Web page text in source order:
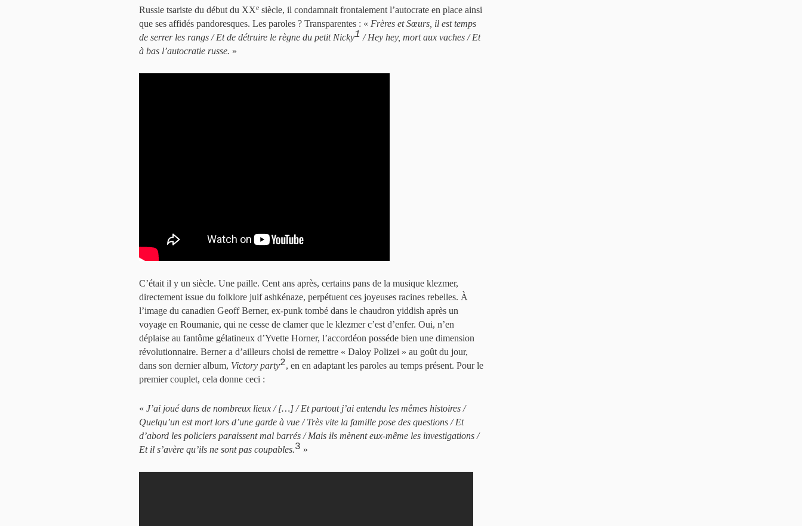
Russie tsariste du début du XXe siècle, il condamnait frontalement l’autocrate en place ainsi
que ses affidés pandoresques. Les paroles ? Transparentes : « Frères et Sœurs, il est temps
de serrer les rangs / Et de détruire le règne du petit Nicky1 / Hey hey, mort aux vaches / Et
à bas l’autocratie russe. »
C’était il y un siècle. Une paille. Cent ans après, certains pans de la musique klezmer,
directement issue du folklore juif ashkénaze, perpétuent ces joyeuses racines rebelles. À
l’image du canadien Geoff Berner, ex-punk tombé dans le chaudron yiddish après un
voyage en Roumanie, qui ne cesse de clamer que le klezmer c’est d’enfer. Oui, n’en
déplaise au fantôme gélatineux d’Yvette Horner, l’accordéon posséde bien une dimension
révolutionnaire. Berner a d’ailleurs choisi de remettre « Daloy Polizei » au goût du jour,
dans son dernier album, Victory party2, en en adaptant les paroles au temps présent. Pour le
premier couplet, cela donne ceci :
« J’ai joué dans de nombreux lieux / […] / Et partout j’ai entendu les mêmes histoires /
Quelqu’un est mort lors d’une garde à vue / Très vite la famille pose des questions / Et
d’abord les policiers paraissent mal barrés / Mais ils mènent eux-même les investigations /
Et il s’avère qu’ils ne sont pas coupables.3 »